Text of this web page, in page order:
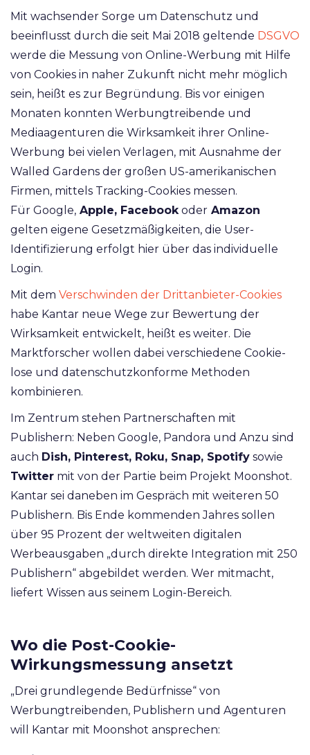
Mit wachsender Sorge um Datenschutz und
beeinflusst durch die seit Mai 2018 geltende DSGVO
werde die Messung von Online-Werbung mit Hilfe
von Cookies in naher Zukunft nicht mehr möglich
sein, heißt es zur Begründung. Bis vor einigen
Monaten konnten Werbungtreibende und
Mediaagenturen die Wirksamkeit ihrer Online-
Werbung bei vielen Verlagen, mit Ausnahme der
Walled Gardens der großen US-amerikanischen
Firmen, mittels Tracking-Cookies messen.
Für Google, Apple, Facebook oder Amazon
gelten eigene Gesetzmäßigkeiten, die User-
Identifizierung erfolgt hier über das individuelle
Login.
Mit dem Verschwinden der Drittanbieter-Cookies
habe Kantar neue Wege zur Bewertung der
Wirksamkeit entwickelt, heißt es weiter. Die
Marktforscher wollen dabei verschiedene Cookie-
lose und datenschutzkonforme Methoden
kombinieren.
Im Zentrum stehen Partnerschaften mit
Publishern: Neben Google, Pandora und Anzu sind
auch Dish, Pinterest, Roku, Snap, Spotify sowie
Twitter mit von der Partie beim Projekt Moonshot.
Kantar sei daneben im Gespräch mit weiteren 50
Publishern. Bis Ende kommenden Jahres sollen
über 95 Prozent der weltweiten digitalen
Werbeausgaben „durch direkte Integration mit 250
Publishern“ abgebildet werden. Wer mitmacht,
liefert Wissen aus seinem Login-Bereich.
Wo die Post-Cookie-
Wirkungsmessung ansetzt
„Drei grundlegende Bedürfnisse“ von
Werbungtreibenden, Publishern und Agenturen
will Kantar mit Moonshot ansprechen: